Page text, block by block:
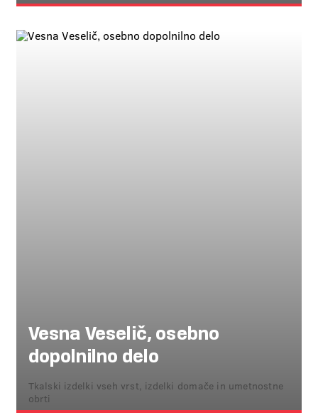
Vesna Veselič, osebno
dopolnilno delo
Tkalski izdelki vseh vrst, izdelki domače in umetnostne
obrti